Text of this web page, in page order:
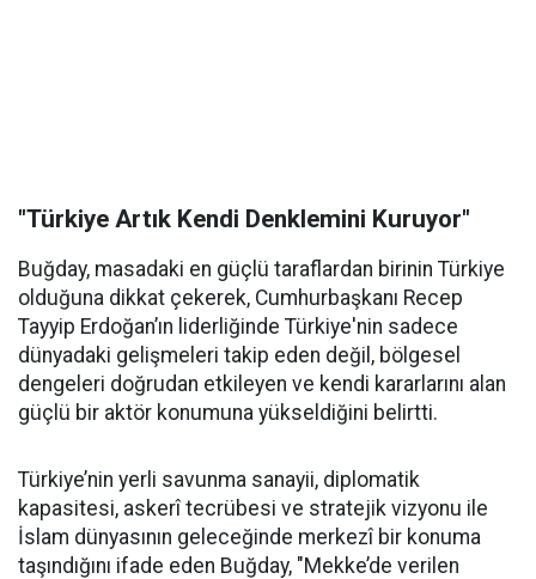
"Türkiye Artık Kendi Denklemini Kuruyor"
Buğday, masadaki en güçlü taraflardan birinin Türkiye
olduğuna dikkat çekerek, Cumhurbaşkanı Recep
Tayyip Erdoğan’ın liderliğinde Türkiye'nin sadece
dünyadaki gelişmeleri takip eden değil, bölgesel
dengeleri doğrudan etkileyen ve kendi kararlarını alan
güçlü bir aktör konumuna yükseldiğini belirtti.
Türkiye’nin yerli savunma sanayii, diplomatik
kapasitesi, askerî tecrübesi ve stratejik vizyonu ile
İslam dünyasının geleceğinde merkezî bir konuma
taşındığını ifade eden Buğday, "Mekke’de verilen